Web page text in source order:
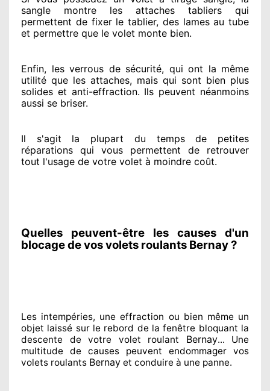
sangle montre les attaches tabliers qui
permettent de fixer le tablier, des lames au tube
et permettre que le volet monte bien.
Enfin, les verrous de sécurité, qui ont la même
utilité que les attaches, mais qui sont bien plus
solides et anti-effraction. Ils peuvent néanmoins
aussi se briser.
Il s'agit la plupart du tempsde petites
réparations qui vous permettent de retrouver
tout l'usage de votre volet à moindre coût.
Quelles peuvent-être les causes d'un
blocage de vos volets roulants Bernay ?
Les intempéries, une effraction ou bien même un
objet laissé sur le rebord de la fenêtre bloquant la
descente de votre volet roulant Bernay... Une
multitude de causes peuvent endommager vos
volets roulants Bernay et conduire à une panne.